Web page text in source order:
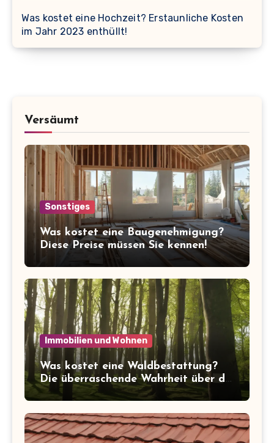
Was kostet eine Hochzeit? Erstaunliche Kosten
im Jahr 2023 enthüllt!
Versäumt
Sonstiges
Was kostet eine Baugenehmigung?
Diese Preise müssen Sie kennen!
Immobilien und Wohnen
Was kostet eine Waldbestattung?
Die überraschende Wahrheit über die
Kosten der letzten Ruhe